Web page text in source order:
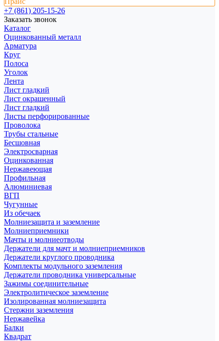
+7 (861) 205-15-26
Заказать звонок
Каталог
Оцинкованный металл
Арматура
Круг
Полоса
Уголок
Лента
Лист гладкий
Лист окрашенный
Лист гладкий
Листы перфорированные
Проволока
Трубы стальные
Бесшовная
Электросварная
Оцинкованная
Нержавеющая
Профильная
Алюминиевая
ВГП
Чугунные
Из обечаек
Молниезащита и заземление
Молниеприемники
Мачты и молниеотводы
Держатели для мачт и молниеприемников
Держатели круглого проводника
Комплекты модульного заземления
Держатели проводника универсальные
Зажимы соединительные
Электролитическое заземление
Изолированная молниезащита
Стержни заземления
Нержавейка
Балки
Квадрат